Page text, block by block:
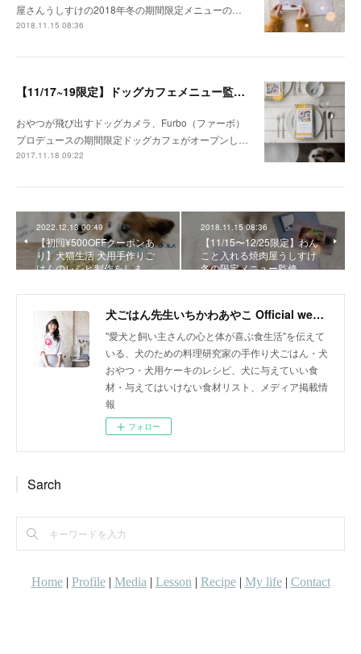
屋さんうしすけの2018年冬の期間限定メニューの…
2018.11.15 08:36
【11/17~19限定】ドッグカフェメニュー監修 表参道 Furbo Dog Cafe
おやつが飛び出すドッグカメラ、Furbo（ファーボ）
プロデュースの期間限定ドッグカフェがオープンし…
2017.11.18 09:22
2022.12.13 00:49
【初回¥500OFFクーポンあ
り】犬猫生活 犬用手作りご
はんのレシピ制作をしま…
2018.11.15 08:36
【11/15〜12/25限定】わん
こと入れる焼肉屋うしすけ
冬の限定メニュー監修
犬ごはん先生いちかわあやこ Official web site
"愛犬と飼い主さんの心と体が喜ぶ食生活"を伝えて
いる、犬のための料理研究家の手作り犬ごはん・犬
おやつ・犬用ケーキのレシピ、犬に与えていい食
材・与えてはいけない食材リスト、メディア掲載情
報
フォロー
Sarch